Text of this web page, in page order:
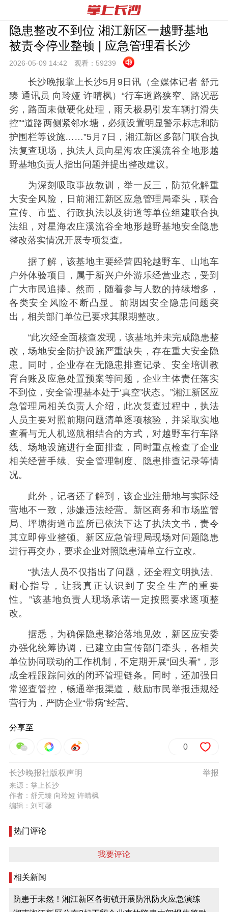
隐患整改不到位 湘江新区一越野基地
被责令停业整顿 | 应急管理看长沙
2026-05-09 14:42 观看： 59239
长沙晚报掌上长沙5月9日讯（全媒体记者 舒元
臻 通讯员 向玲娅 许晴枫）“行车道路狭窄、路况恶
劣，路面未做硬化处理，雨天极易引发车辆打滑失
控”“道路两侧紧邻水塘，必须设置明显警示标志和防
护围栏等设施……”5月7日，湘江新区多部门联合执
法复查现场，执法人员向星海农庄溪流谷全地形越
野基地负责人指出问题并提出整改建议。
为深刻吸取事故教训，举一反三，防范化解重
大安全风险，日前湘江新区应急管理局牵头，联合
宣传、市监、行政执法以及街道等单位组建联合执
法组，对星海农庄溪流谷全地形越野基地安全隐患
整改落实情况开展专项复查。
据了解，该基地主要经营四轮越野车、山地车
户外体验项目，属于新兴户外游乐经营业态，受到
广大市民追捧。然而，随着参与人数的持续增多，
各类安全风险不断凸显。前期因安全隐患问题突
出，相关部门单位已要求其限期整改。
“此次经全面核查发现，该基地并未完成隐患整
改，场地安全防护设施严重缺失，存在重大安全隐
患。同时，企业存在无隐患排查记录、安全培训教
育台账及应急处置预案等问题，企业主体责任落实
不到位，安全管理基本处于‘真空’状态。”湘江新区应
急管理局相关负责人介绍，此次复查过程中，执法
人员主要对照前期问题清单逐项核验，并采取实地
查看与无人机巡航相结合的方式，对越野车行车路
线、场地设施进行全面排查，同时重点检查了企业
相关经营手续、安全管理制度、隐患排查记录等情
况。
此外，记者还了解到，该企业注册地与实际经
营地不一致，涉嫌违法经营。新区商务和市场监管
局、坪塘街道市监所已依法下达了执法文书，责令
其立即停业整顿。新区应急管理局现场对问题隐患
进行再交办，要求企业对照隐患清单立行立改。
“执法人员不仅指出了问题，还全程文明执法、
耐心指导，让我真正认识到了安全生产的重要
性。”该基地负责人现场承诺一定按照要求逐项整
改。
据悉，为确保隐患整治落地见效，新区应安委
办强化统筹协调，已建立由宣传部门牵头，各相关
单位协同联动的工作机制，不定期开展“回头看”，形
成全程跟踪问效的闭环管理链条。同时，还加强日
常巡查管控，畅通举报渠道，鼓励市民举报违规经
营行为，严防企业“带病”经营。
分享至
0
举报
长沙晚报社版权声明
来源：掌上长沙
作者：舒元臻 向玲娅 许晴枫
编辑：刘可馨
热门评论
我要评论
相关新闻
防患于未然！湘江新区各街镇开展防汛防火应急演练